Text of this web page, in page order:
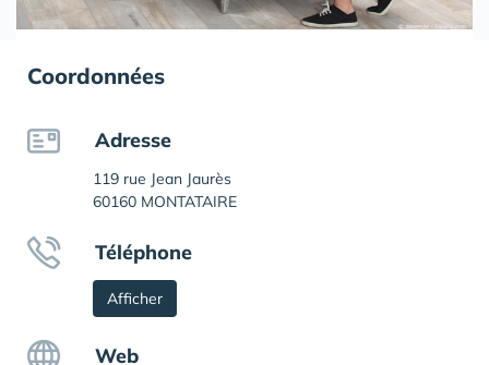
Coordonnées
Adresse
119 rue Jean Jaurès
60160 MONTATAIRE
Téléphone
Afficher
Web